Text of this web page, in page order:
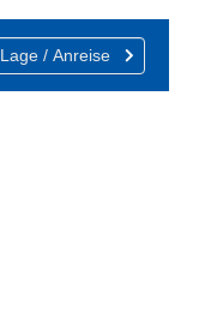
Lage / Anreise